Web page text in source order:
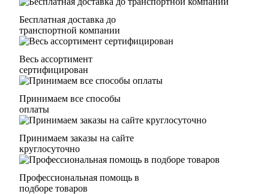
Бесплатная доставка до
транспортной компании
Весь ассортимент
сертифицирован
Принимаем все способы
оплаты
Принимаем заказы на сайте
круглосуточно
Профессиональная помощь в
подборе товаров